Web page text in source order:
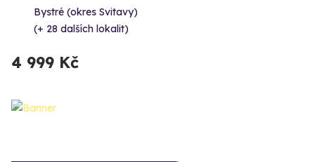
Bystré (okres Svitavy)
(+ 28 dalších lokalit)
4 999 Kč